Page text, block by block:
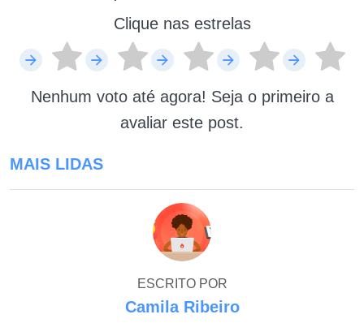
Clique nas estrelas
Nenhum voto até agora! Seja o primeiro a
avaliar este post.
MAIS LIDAS
ESCRITO POR
Camila Ribeiro